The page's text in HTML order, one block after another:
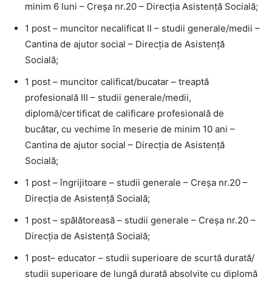
minim 6 luni – Creșa nr.20 – Direcția Asistență Socială;
1 post – muncitor necalificat II – studii generale/medii –
Cantina de ajutor social – Direcția de Asistență
Socială;
1 post – muncitor calificat/bucatar – treaptă
profesională III – studii generale/medii,
diplomă/certificat de calificare profesională de
bucătar, cu vechime în meserie de minim 10 ani –
Cantina de ajutor social – Direcția de Asistență
Socială;
1 post – îngrijitoare – studii generale – Creșa nr.20 –
Direcția de Asistență Socială;
1 post – spălătoreasă – studii generale – Creșa nr.20 –
Direcția de Asistență Socială;
1 post– educator – studii superioare de scurtă durată/
studii superioare de lungă durată absolvite cu diplomă